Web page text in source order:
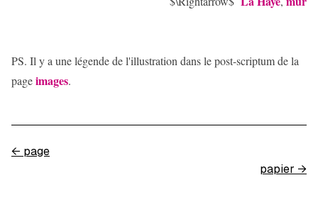
PS. Il y a une légende de l'illustration dans le post-scriptum de la
pageimages.
← page
papier →